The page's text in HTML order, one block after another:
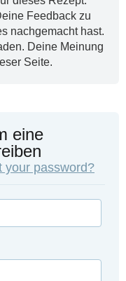
Feedback zu
nachgemacht hast.
Deine Meinung
Seite.
eine
your password?